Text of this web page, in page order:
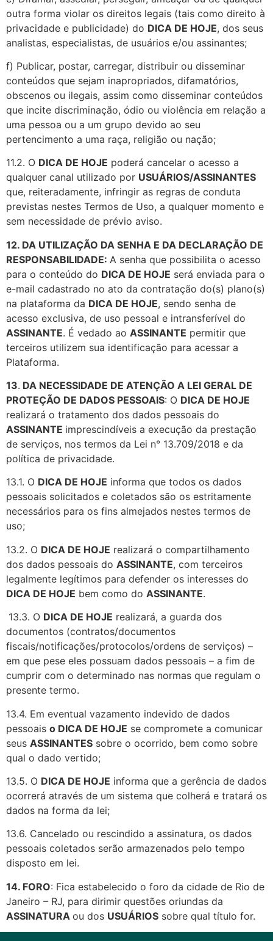
outra forma violar os direitos legais (tais como direito à
privacidade e publicidade) do DICA DE HOJE, dos seus
analistas, especialistas, de usuários e/ou assinantes;
f) Publicar, postar, carregar, distribuir ou disseminar
conteúdos que sejam inapropriados, difamatórios,
obscenos ou ilegais, assim como disseminar conteúdos
que incite discriminação, ódio ou violência em relação a
uma pessoa ou a um grupo devido ao seu
pertencimento a uma raça, religião ou nação;
11.2. O DICA DE HOJE poderá cancelar o acesso a
qualquer canal utilizado por USUÁRIOS/ASSINANTES
que, reiteradamente, infringir as regras de conduta
previstas nestes Termos de Uso, a qualquer momento e
sem necessidade de prévio aviso.
12. DA UTILIZAÇÃO DA SENHA E DA DECLARAÇÃO DE
RESPONSABILIDADE: A senha que possibilita o acesso
para o conteúdo do DICA DE HOJE será enviada para o
e-mail cadastrado no ato da contratação do(s) plano(s)
na plataforma da DICA DE HOJE, sendo senha de
acesso exclusiva, de uso pessoal e intransferível do
ASSINANTE. É vedado ao ASSINANTE permitir que
terceiros utilizem sua identificação para acessar a
Plataforma.
13. DA NECESSIDADE DE ATENÇÃO A LEI GERAL DE
PROTEÇÃO DE DADOS PESSOAIS: O DICA DE HOJE
realizará o tratamento dos dados pessoais do
ASSINANTE imprescindíveis a execução da prestação
de serviços, nos termos da Lei n° 13.709/2018 e da
política de privacidade.
13.1. O DICA DE HOJE informa que todos os dados
pessoais solicitados e coletados são os estritamente
necessários para os fins almejados nestes termos de
uso;
13.2. O DICA DE HOJE realizará o compartilhamento
dos dados pessoais do ASSINANTE, com terceiros
legalmente legítimos para defender os interesses do
DICA DE HOJE bem como do ASSINANTE.
13.3. O DICA DE HOJE realizará, a guarda dos
documentos (contratos/documentos
fiscais/notificações/protocolos/ordens de serviços) –
em que pese eles possuam dados pessoais – a fim de
cumprir com o determinado nas normas que regulam o
presente termo.
13.4. Em eventual vazamento indevido de dados
pessoais o DICA DE HOJE se compromete a comunicar
seus ASSINANTES sobre o ocorrido, bem como sobre
qual o dado vertido;
13.5. O DICA DE HOJE informa que a gerência de dados
ocorrerá através de um sistema que colherá e tratará os
dados na forma da lei;
13.6. Cancelado ou rescindido a assinatura, os dados
pessoais coletados serão armazenados pelo tempo
disposto em lei.
14. FORO: Fica estabelecido o foro da cidade de Rio de
Janeiro – RJ, para dirimir questões oriundas da
ASSINATURA ou dos USUÁRIOS sobre qual título for.